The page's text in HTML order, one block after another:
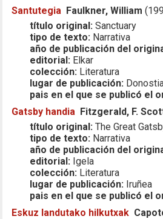
Santutegia Faulkner, William
título original: Sanctuary
tipo de texto: Narrativa
año de publicación del
editorial: Elkar
colección: Literatura
lugar de publicación:
pais en el que se publicó el
Gatsby handia Fitzgerald, F.
título original: The Great
tipo de texto: Narrativa
año de publicación del
editorial: Igela
colección: Literatura
lugar de publicación: Iruñea
pais en el que se publicó el
Eskuz landutako hilkutxak